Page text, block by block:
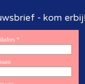
- kom erbij!